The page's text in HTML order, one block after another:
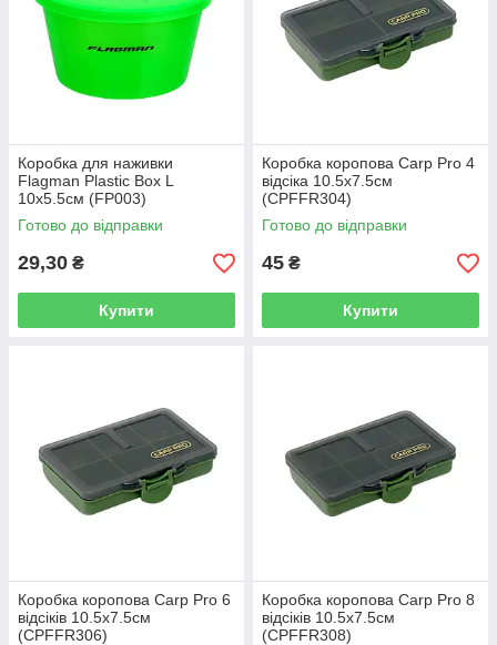
Коробка для наживки
Flagman Plastic Box L
10x5.5см (FP003)
Готово до відправки
29,30 ₴
Купити
Коробка коропова Carp Pro 4
відсіка 10.5х7.5см
(CPFFR304)
Готово до відправки
45 ₴
Купити
Коробка коропова Carp Pro 6
відсіків 10.5х7.5см
(CPFFR306)
Коробка коропова Carp Pro 8
відсіків 10.5х7.5см
(CPFFR308)